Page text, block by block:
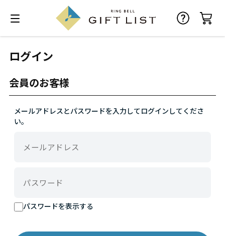
ログイン
会員のお客様
メールアドレスとパスワードを入力してログインしてくださ
い。
パスワードを表示する